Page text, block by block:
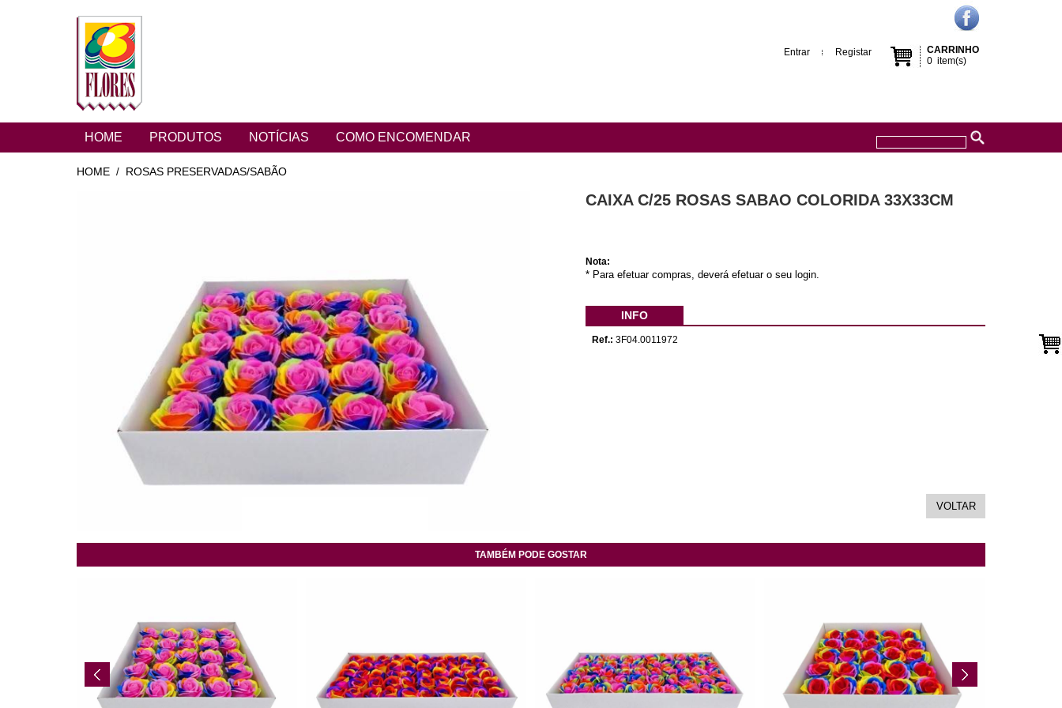
CARRINHO
0 item(s)
Entrar Registar
HOME PRODUTOS NOTÍCIAS COMO ENCOMENDAR
HOME / ROSAS PRESERVADAS/SABÃO
CAIXA C/25 ROSAS SABAO COLORIDA 33X33CM
Nota:
* Para efetuar compras, deverá efetuar o seu login.
INFO
Ref.: 3F04.0011972
TAMBÉM PODE GOSTAR